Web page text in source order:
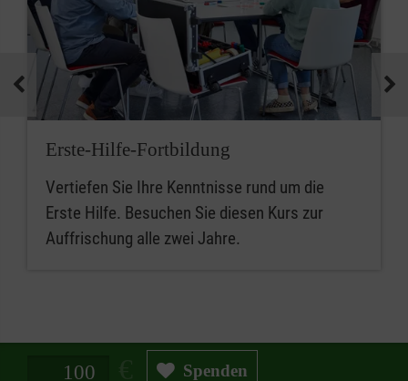
Erste-Hilfe-Fortbildung
Vertiefen Sie Ihre Kenntnisse rund um die
Erste Hilfe. Besuchen Sie diesen Kurs zur
Auffrischung alle zwei Jahre.
Spendenbetrag in Euro Spenden